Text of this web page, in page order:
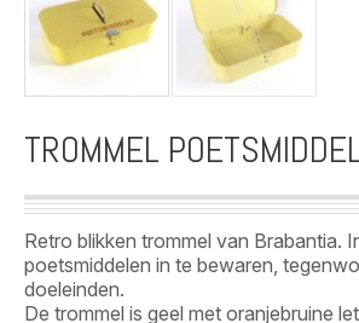
TROMMEL
Retro blikken trommel van Brabantia.
poetsmiddelen in te bewaren,
doeleinden.
De trommel is geel met oranjebruine